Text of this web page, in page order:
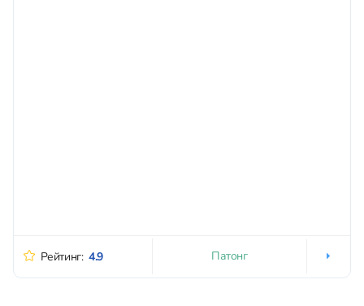
Рейтинг: 4.9 Патонг